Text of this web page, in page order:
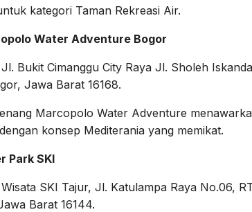
kategori Taman Rekreasi Air.
Water Adventure Bogor
Bukit Cimanggu City Raya Jl. Sholeh
Jawa Barat 16168.
Marcopolo Water Adventure
konsep Mediterania yang memikat.
Park SKI
SKI Tajur, Jl. Katulampa Raya No.06,
Barat 16144.